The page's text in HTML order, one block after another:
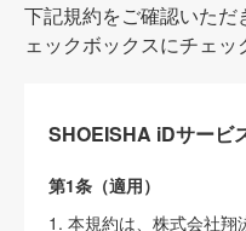
下記規約をご確認いた
ェックボックスにチェッ
SHOEISHA iDサービ
第1条（適用）
1. 本規約は、株式会社翔